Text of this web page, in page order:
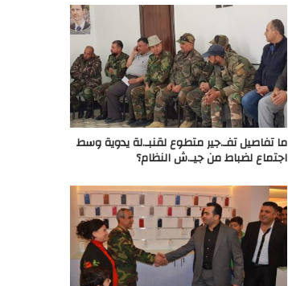
ما تفاصيل تفـ.جير متطوع لقنبـ.لة يدوية وسط
اجتماع لضباط من جيـ.ش النظام؟